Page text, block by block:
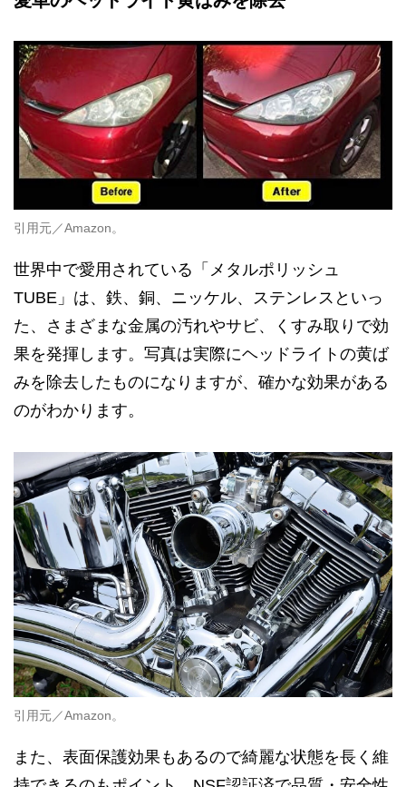
引用元／Amazon。
世界中で愛用されている「メタルポリッシュ
TUBE」は、鉄、銅、ニッケル、ステンレスといっ
た、さまざまな金属の汚れやサビ、くすみ取りで効
果を発揮します。写真は実際にヘッドライトの黄ば
みを除去したものになりますが、確かな効果がある
のがわかります。
引用元／Amazon。
また、表面保護効果もあるので綺麗な状態を長く維